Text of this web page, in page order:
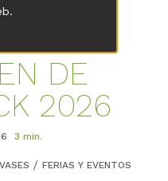
DE
2026
3 min.
FERIAS Y EVENTOS